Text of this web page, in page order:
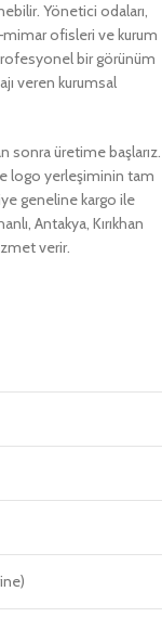
Yönetici odaları,
ofisleri ve kurum
bir görünüm
veren kurumsal
sonra üretime başlarız.
logo yerleşiminin tam
geneline kargo ile
Antakya, Kırıkhan
verir.